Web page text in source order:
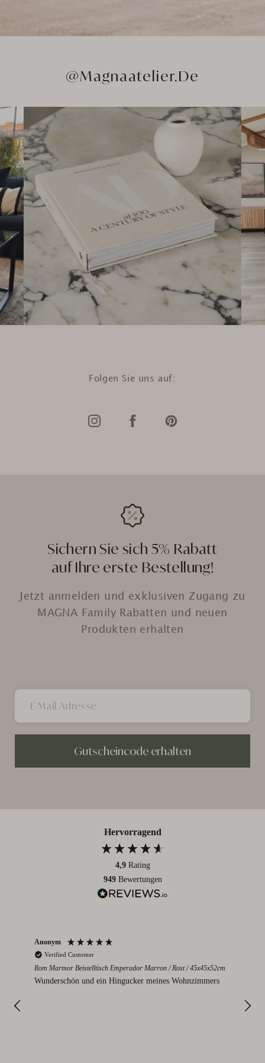
@Magnaatelier.de
Folgen Sie uns auf:
Sichern Sie sich 5% Rabatt
auf Ihre erste Bestellung!
Jetzt anmelden und exklusiven Zugang zu
MAGNA Family Rabatten und neuen
Produkten erhalten
Gutscheincode erhalten
Hervorragend
4,9 Rating
949 Bewertungen
Anonym
Verified Customer
Rom Marmor Beistelltisch Emperador Marron / Rost / 45x45x52cm
Wunderschön und ein Hingucker meines Wohnzimmers